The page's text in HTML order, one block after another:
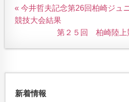
« 今井哲夫記念第26回柏崎ジュ
競技大会結果
第２５回 柏崎陸上
新着情報